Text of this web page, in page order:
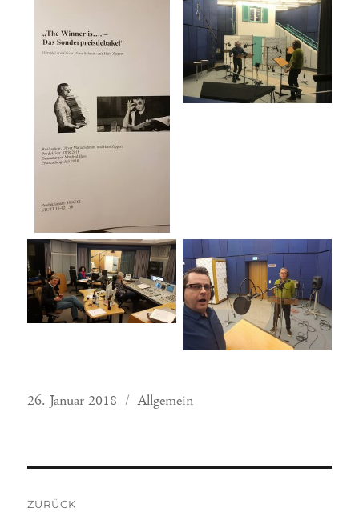
Veröffentlicht
26. Januar 2018 Kategorien
Allgemein
ZURÜCK